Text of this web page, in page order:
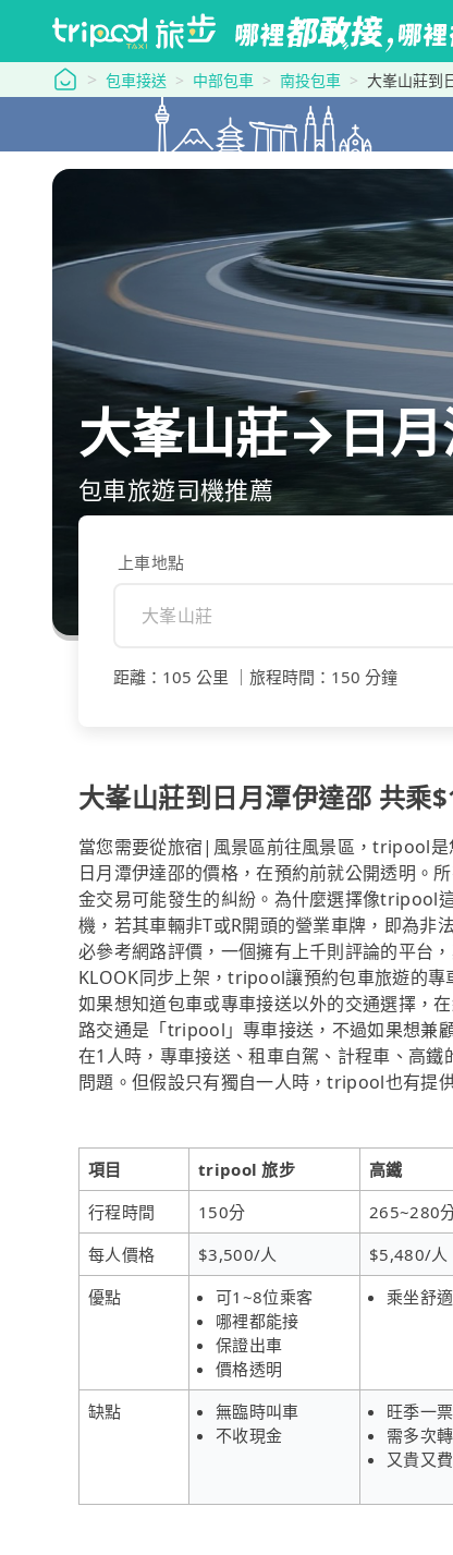
tripool 旅步
包車接送 中部包車 南投包車 大峯山莊到
大峯山莊→日
包車旅遊司機推薦
上車地點
距離 ： 105 公里 旅程時間 ： 150 分鐘
大峯山莊到日月潭伊達邵 共乘
當您需要從旅宿|風景區前往風景區，tripool是
日月潭伊達邵的價格，在預約前就公開透明。
金交易可能發生的糾紛。為什麼選擇像tripool
機，若其車輛非T或R開頭的營業車牌，即為非
必參考網路評價，一個擁有上千則評論的平台
KLOOK同步上架，tripool讓預約包車旅遊的專
如果想知道包車或專車接送以外的交通選擇，
路交通是「tripool」專車接送，不過如果想兼
在1人時，專車接送、租車自駕、計程車、高
問題。但假設只有獨自一人時，tripool也有提
項目 tripool 旅步 高鐵
行程時間
150分 265~280
每人價格
$3,500/人 $5,480/人
優點
可1~8位乘客
哪裡都能接
保證出車
價格透明
乘坐舒適
缺點
無臨時叫車
不收現金
旺季一
需多次
又貴又